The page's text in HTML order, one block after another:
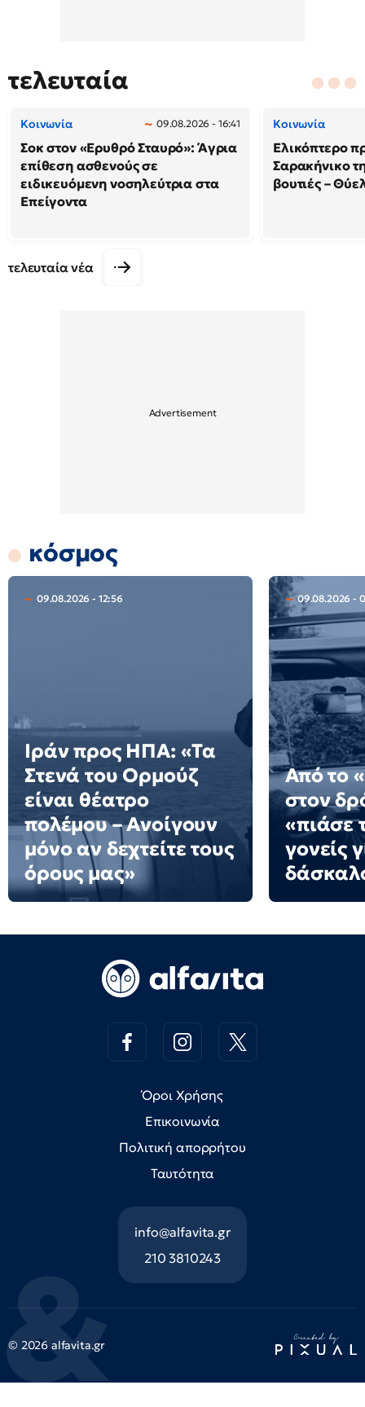
τελευταία
Κοινωνία 09.08.2026 - 16:41
Σοκ στον «Ερυθρό Σταυρό»: Άγρια
επίθεση ασθενούς σε
ειδικευόμενη νοσηλεύτρια στα
Επείγοντα
Κοινωνία
Ελικόπτερο
Σαρακήνικο
βουτιές –
τελευταία νέα
κόσμος
09.08.2026 - 12:56
Ιράν προς ΗΠΑ: «Τα
Στενά του Ορμούζ
είναι θέατρο
πολέμου – Ανοίγουν
μόνο αν δεχτείτε τους
όρους μας»
09.08.2026 -
Από το
στον
«πιάσε
γονείς
Όροι Χρήσης
Επικοινωνία
Πολιτική απορρήτου
Ταυτότητα
info@alfavita.gr
210 3810243
© 2026 alfavita.gr